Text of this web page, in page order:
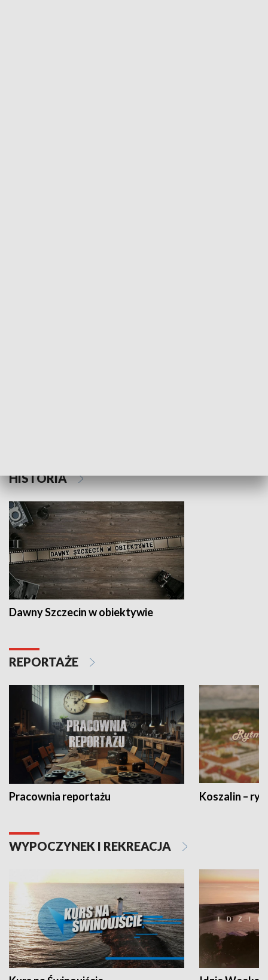
HISTORIA
Dawny Szczecin w obiektywie
REPORTAŻE
Pracownia reportażu Koszalin –
WYPOCZYNEK I REKREACJA